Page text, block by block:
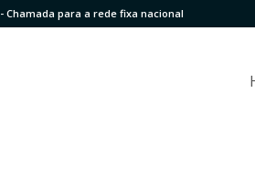
- Chamada para a rede fixa nacional